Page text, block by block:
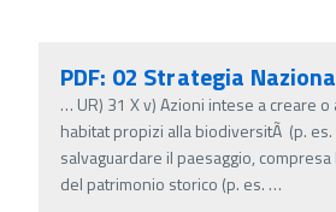
PDF: 02 Strategia
… UR) 31 X v) Azioni intese a creare
habitat propizi alla biodiversitÃ (p. es.
salvaguardare il paesaggio,
del patrimonio storico (p. es. …